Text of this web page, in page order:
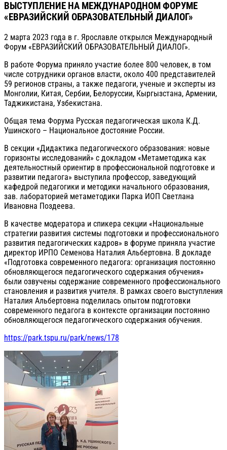
ВЫСТУПЛЕНИЕ НА МЕЖДУНАРОДНОМ ФОРУМЕ
«ЕВРАЗИЙСКИЙ ОБРАЗОВАТЕЛЬНЫЙ ДИАЛОГ»
2 марта 2023 года в г. Ярославле открылся Международный
Форум «ЕВРАЗИЙСКИЙ ОБРАЗОВАТЕЛЬНЫЙ ДИАЛОГ».
В работе Форума приняло участие более 800 человек, в том
числе сотрудники органов власти, около 400 представителей
59 регионов страны, а также педагоги, ученые и эксперты из
Монголии, Китая, Сербии, Белоруссии, Кыргызстана, Армении,
Таджикистана, Узбекистана.
Общая тема Форума Русская педагогическая школа К.Д.
Ушинского – Национальное достояние России.
В секции «Дидактика педагогического образования: новые
горизонты исследований» с докладом «Метаметодика как
деятельностный ориентир в профессиональной подготовке и
развитии педагога» выступила профессор, заведующий
кафедрой педагогики и методики начального образования,
зав. лабораторией метаметодики Парка ИОП Светлана
Ивановна Поздеева.
В качестве модератора и спикера секции «Национальные
стратегии развития системы подготовки и профессионального
развития педагогических кадров» в форуме приняла участие
директор ИРПО Семенова Наталия Альбертовна. В докладе
«Подготовка современного педагога: организация постоянно
обновляющегося педагогического содержания обучения»
были озвучены содержание современного профессионального
становления и развития учителя. В рамках своего выступления
Наталия Альбертовна поделилась опытом подготовки
современного педагога в контексте организации постоянно
обновляющегося педагогического содержания обучения.
https://park.tspu.ru/park/news/178